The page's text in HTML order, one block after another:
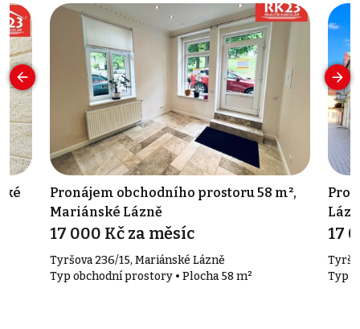
Pronájem obchodního prostoru 58 m²,
Mariánské Lázně
17 000 Kč za měsíc
Tyršova 236/15, Mariánské Lázně
Typ obchodní prostory • Plocha 58 m²
17
Typ